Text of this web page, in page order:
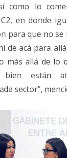
como lo
en donde
para que no se
de acá para
más allá de lo
bien están
sector”,